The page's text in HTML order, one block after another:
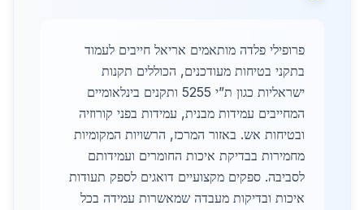
פרופילי פלדה מותאמים אריאל חייבים לעמוד
בתקני בטיחות מעודכנים, הכוללים תקנות
ישראליות כגון ת”י 5255 ותקנים בינלאומיים
המחייבים עמידות מבנית, עמידות בפני קורוזיה
ובטיחות אש. באזור המרכז, הרשויות המקומיות
מחמירות בבדיקת איכות החומרים ועמידותם
לסביבה. ספקים מקצועיים דואגים לספק תעודות
איכות ובדיקות מעבדה שמאשרות עמידה בכל